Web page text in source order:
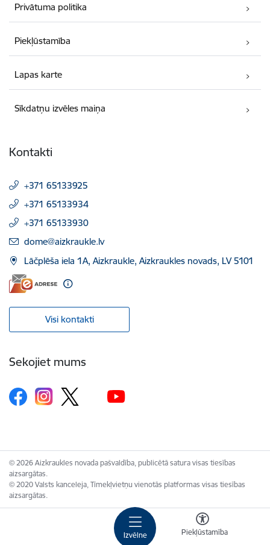
Izvēlne Piekļūstamība
Privātuma politika
Piekļūstamība
Lapas karte
Sīkdatņu izvēles maiņa
Kontakti
+371 65133925
+371 65133934
+371 65133930
E-pasts:
dome@aizkraukle.lv
Lāčplēša iela 1A, Aizkraukle, Aizkraukles novads, LV 5101
Visi kontakti
Sekojiet mums
© 2026 Aizkraukles novada pašvaldība, publicētā satura visas tiesības
aizsargātas.
© 2020 Valsts kanceleja, Tīmekļvietņu vienotās platformas visas tiesības
aizsargātas.